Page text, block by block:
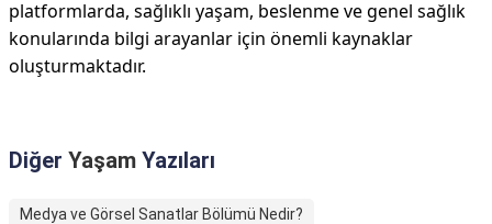
platformlarda, sağlıklı yaşam, beslenme ve genel sağlık
konularında bilgi arayanlar için önemli kaynaklar
oluşturmaktadır.
Diğer Yaşam Yazıları
Medya ve Görsel Sanatlar Bölümü Nedir?